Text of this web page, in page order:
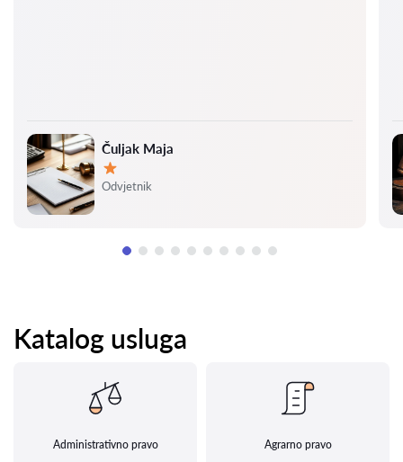
Čuljak Maja
Ocjena:
Odvjetnik
Katalog usluga
Administrativno pravo Agrarno pravo